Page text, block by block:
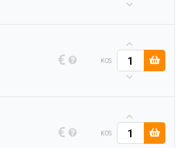
€ KOS
€ KOS